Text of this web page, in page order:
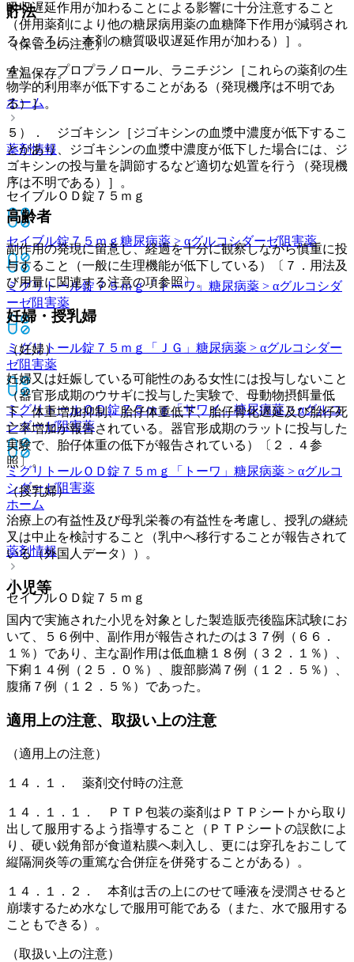
貯法
（保管上の注意）
室温保存。
ホーム
薬剤情報
セイブルＯＤ錠７５ｍｇ
セイブル錠７５ｍｇ糖尿病薬 > αグルコシダーゼ阻害薬
ミグリトール錠７５ｍｇ「トーワ」 糖尿病薬 > αグルコシダ
ーゼ阻害薬
ミグリトール錠７５ｍｇ「ＪＧ」 糖尿病薬 > αグルコシダー
ゼ阻害薬
ミグリトールＯＤ錠７５ｍｇ「サワイ」糖尿病薬 > αグルコ
シダーゼ阻害薬
ミグリトールＯＤ錠７５ｍｇ「トーワ」 糖尿病薬 > αグルコ
シダーゼ阻害薬
ホーム
薬剤情報
セイブルＯＤ錠７５ｍｇ
吸収遅延作用が加わることによる影響に十分注意すること
（併用薬剤により他の糖尿病用薬の血糖降下作用が減弱され
るところに、本剤の糖質吸収遅延作用が加わる）］。
４）． プロプラノロール、ラニチジン［これらの薬剤の生
物学的利用率が低下することがある（発現機序は不明であ
る）］。
５）． ジゴキシン［ジゴキシンの血漿中濃度が低下するこ
とがあり、ジゴキシンの血漿中濃度が低下した場合には、ジ
ゴキシンの投与量を調節するなど適切な処置を行う（発現機
序は不明である）］。
高齢者
副作用の発現に留意し、経過を十分に観察しながら慎重に投
与すること（一般に生理機能が低下している）〔７．用法及
び用量に関連する注意の項参照〕。
妊婦・授乳婦
（妊婦）
妊婦又は妊娠している可能性のある女性には投与しないこと
（器官形成期のウサギに投与した実験で、母動物摂餌量低
下、体重増加抑制、胎仔体重低下、胎仔骨化遅延及び胎仔死
亡率増加が報告されている。器官形成期のラットに投与した
実験で、胎仔体重の低下が報告されている）〔２．４参
照〕。
（授乳婦）
治療上の有益性及び母乳栄養の有益性を考慮し、授乳の継続
又は中止を検討すること（乳中へ移行することが報告されて
いる（外国人データ））。
小児等
国内で実施された小児を対象とした製造販売後臨床試験にお
いて、５６例中、副作用が報告されたのは３７例（６６．
１％）であり、主な副作用は低血糖１８例（３２．１％）、
下痢１４例（２５．０％）、腹部膨満７例（１２．５％）、
腹痛７例（１２．５％）であった。
適用上の注意、取扱い上の注意
（適用上の注意）
１４．１． 薬剤交付時の注意
１４．１．１． ＰＴＰ包装の薬剤はＰＴＰシートから取り
出して服用するよう指導すること（ＰＴＰシートの誤飲によ
り、硬い鋭角部が食道粘膜へ刺入し、更には穿孔をおこして
縦隔洞炎等の重篤な合併症を併発することがある）。
１４．１．２． 本剤は舌の上にのせて唾液を浸潤させると
崩壊するため水なしで服用可能である（また、水で服用する
こともできる）。
（取扱い上の注意）